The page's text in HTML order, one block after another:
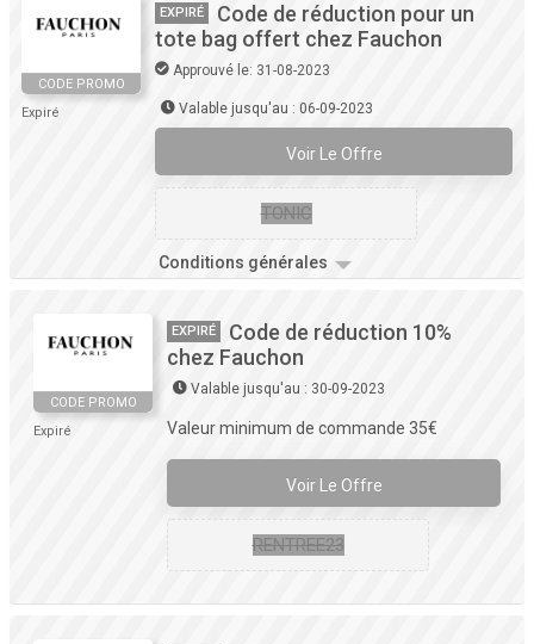
CODE PROMO
Expiré
EXPIRÉ
Code de réduction pour un
tote bag offert chez Fauchon
Approuvé le: 31-08-2023
Valable jusqu'au : 06-09-2023
Voir Le Offre
TONIC
Conditions générales
CODE PROMO
Expiré
EXPIRÉ
Code de réduction 10%
chez Fauchon
Valable jusqu'au : 30-09-2023
Valeur minimum de commande 35€
Voir Le Offre
RENTREE23